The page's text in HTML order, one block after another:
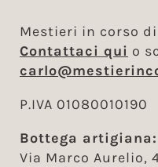
Mestieri in corso
Contattaci qui o
P.IVA 01080010190
Bottega artigiana:
Via Marco Aurelio,